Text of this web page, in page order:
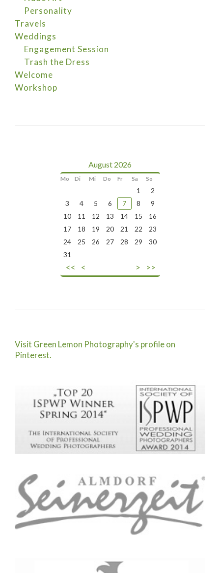
Personality
Travels
Weddings
Engagement Session
Trash the Dress
Welcome
Workshop
August 2026
Mo Di Mi Do Fr Sa So
<< < > >>
1
2
3
4 5 6 7 8
9
10
11 12 13 14 15
16
17
18 19 20 21 22
23
24
25 26 27 28 29
30
31
Visit Green Lemon Photography's profile on
Pinterest.